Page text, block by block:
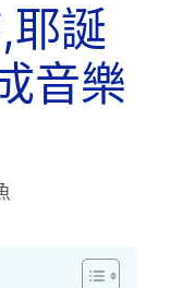
耶誕
音樂